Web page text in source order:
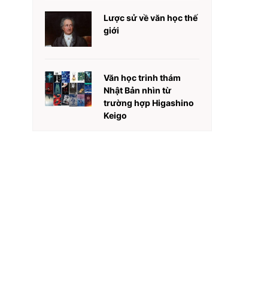
Lược sử về văn học thế
giới
Văn học trinh thám
Nhật Bản nhìn từ
trường hợp Higashino
Keigo